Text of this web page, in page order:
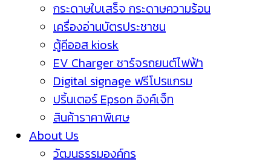
กระดาษใบเสร็จ กระดาษความร้อน
เครื่องอ่านบัตรประชาชน
ตู้คีออส kiosk
EV Charger ชาร์จรถยนต์ไฟฟ้า
Digital signage ฟรีโปรแกรม
ปริ้นเตอร์ Epson อิงค์เจ็ท
สินค้าราคาพิเศษ
About Us
วัฒนธรรมองค์กร